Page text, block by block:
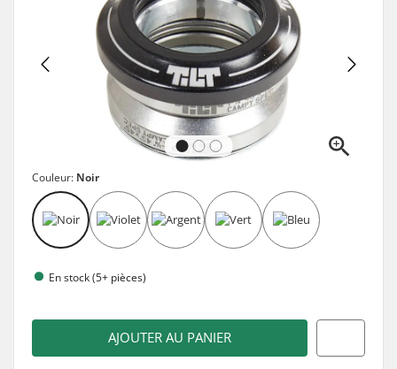
Couleur: Noir
En stock (5+ pièces)
AJOUTER AU PANIER